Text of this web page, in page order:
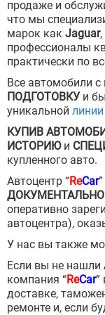
продаже и
что мы
марок как Jaguar,
профессионалы
практически по
Все автомобили
ПОДГОТОВКУи
уникальной
КУПИВ
ИСТОРИЮи
купленного авто.
Автоцентр “ReCar
оперативно
автоцентра),
У нас вы также
Если вы не нашли
компания “ReCar”
доставке,
ремонте и, если